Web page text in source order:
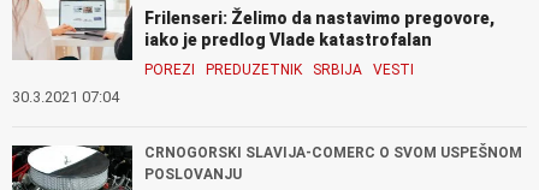
Frilenseri: Želimo da nastavimo pregovore,
iako je predlog Vlade katastrofalan
POREZI PREDUZETNIK SRBIJA VESTI
30.3.2021 07:04
CRNOGORSKI SLAVIJA-COMERC O SVOM USPEŠNOM
POSLOVANJU